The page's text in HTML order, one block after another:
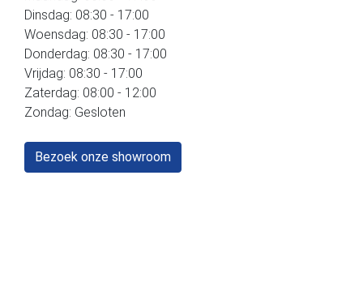
Dinsdag: 08:30 - 17:00
Woensdag: 08:30 - 17:00
Donderdag: 08:30 - 17:00
Vrijdag: 08:30 - 17:00
Zaterdag: 08:00 - 12:00
Zondag: Gesloten
Bezoek onze showroom